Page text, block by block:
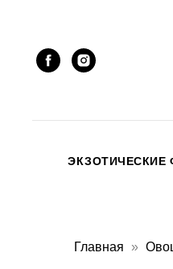
ЭКЗОТИЧЕСКИЕ
Главная